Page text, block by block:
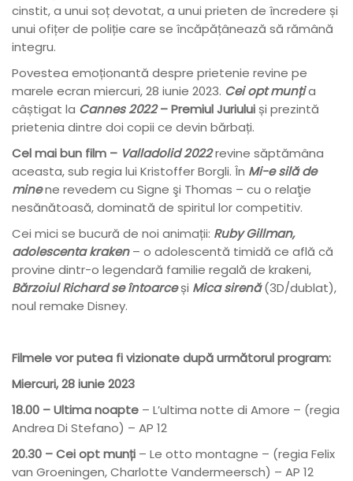
cinstit, a unui soț devotat, a unui prieten de încredere și
unui ofițer de poliție care se încăpățânează să rămână
integru.
Povestea emoționantă despre prietenie revine pe
marele ecran miercuri, 28 iunie 2023. Cei opt munția
câștigat la Cannes 2022– Premiul Juriului și prezintă
prietenia dintre doi copii ce devin bărbați.
Cel mai bun film – Valladolid 2022revine săptămâna
aceasta, sub regia lui Kristoffer Borgli. În Mi-e silă de
minene revedem cu Signe şi Thomas – cu o relaţie
nesănătoasă, dominată de spiritul lor competitiv.
Cei mici se bucură de noi animații: Ruby Gillman,
adolescenta kraken– o adolescentă timidă ce află că
provine dintr-o legendară familie regală de krakeni,
Bărzoiul Richard se întoarceși Mica sirenă(3D/dublat),
noul remake Disney.
Filmele vor putea fi vizionate după următorul program:
Miercuri, 28 iunie 2023
18.00 – Ultima noapte – L’ultima notte di Amore – (regia
Andrea Di Stefano) – AP 12
20.30 – Cei opt munți – Le otto montagne – (regia Felix
van Groeningen, Charlotte Vandermeersch) – AP 12